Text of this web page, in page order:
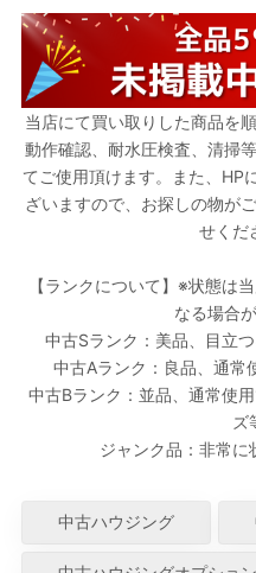
当店にて買い取りした商品を
動作確認、耐水圧検査、清掃
てご使用頂けます。また、HP
ざいますので、お探しの物が
せくだ
【ランクについて】※状態は
なる場合
中古Sランク：美品、目立
中古Aランク：良品、通常
中古Bランク：並品、通常使
ズ
ジャンク品：非常に
中古ハウジング